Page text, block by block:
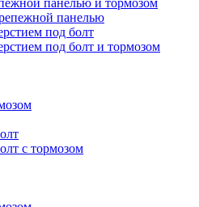
панелью
под болт
под болт и тормозом
с тормозом